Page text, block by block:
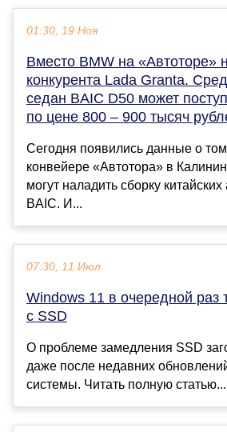
01:30, 19 Ноя
Вместо BMW на «Автоторе»
конкурента Lada Granta.
седан BAIC D50 может
по цене 800 – 900 тысяч
Сегодня появились данные о
конвейере «Автотора» в
могут наладить сборку
BAIC. И...
07:30, 11 Июл
Windows 11 в очередной раз
с SSD
О проблеме замедления SSD
даже после недавних
системы. Читать полную статью...